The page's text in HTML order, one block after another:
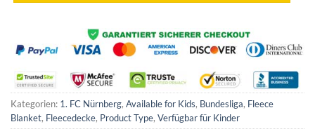
Kategorien: 1. FC Nürnberg, Available for Kids, Bundesliga, Fleece
Blanket, Fleecedecke, Product Type, Verfügbar für Kinder